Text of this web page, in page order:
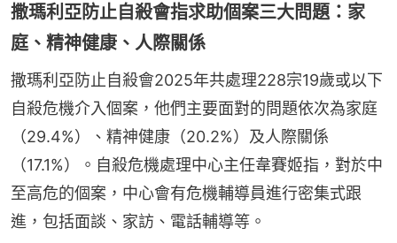
撒瑪利亞防止自殺會指求助個案三大問題：家
庭、精神健康、人際關係
撒瑪利亞防止自殺會2025年共處理228宗19歲或以下
自殺危機介入個案，他們主要面對的問題依次為家庭
（29.4%）、精神健康（20.2%）及人際關係
（17.1%）。自殺危機處理中心主任韋賽姬指，對於中
至高危的個案，中心會有危機輔導員進行密集式跟
進，包括面談、家訪、電話輔導等。